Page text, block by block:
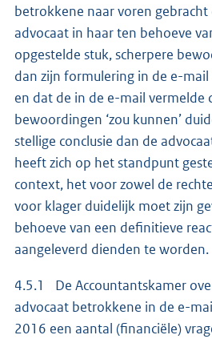
betrokkene naar voren
advocaat in haar ten behoeve
opgestelde stuk, scherpere
dan zijn formulering in de e-
en dat de in de e-mail vermelde
bewoordingen ‘zou kunnen’
stellige conclusie dan de
heeft zich op het standpunt
context, het voor zowel de
voor klager duidelijk moet zijn
behoeve van een definitieve
aangeleverd dienden te worden.
4.5.1 De Accountantskamer
advocaat betrokkene in de e-
2016 een aantal (financiële)